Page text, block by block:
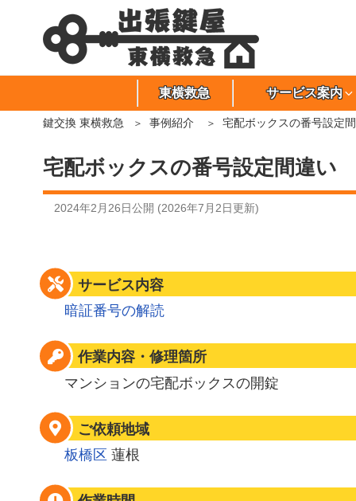
東横救急 サービス案内
鍵交換 東横救急 事例紹介 宅配ボックスの番号設定
宅配ボックスの番号設定間違い
2024年2月26日公開 (2026年7月2日更新)
サービス内容
暗証番号の解読
作業内容・修理箇所
マンションの宅配ボックスの開錠
ご依頼地域
板橋区 蓮根